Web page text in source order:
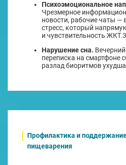
Психоэмоциональное
Чрезмерное
новости, рабочие чаты —
стресс, который
и чувствительность ЖКТ.3
Нарушение сна.
переписка на смартфоне
разлад биоритмов
Профилактика и
пищеварения